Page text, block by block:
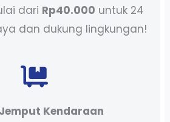
dari Rp40.000 untuk 24
dan dukung lingkungan!
Kendaraan